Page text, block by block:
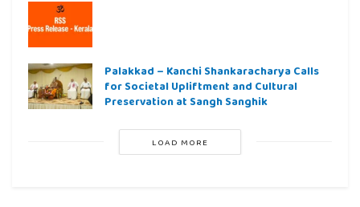
Palakkad – Kanchi Shankaracharya Calls
for Societal Upliftment and Cultural
Preservation at Sangh Sanghik
LOAD MORE